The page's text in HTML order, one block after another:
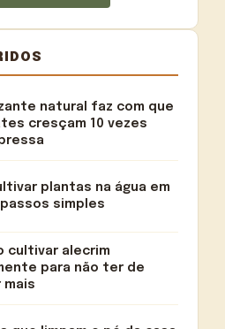
natural faz com que
cresçam 10 vezes
plantas na água em
simples
cultivar alecrim
para não ter de
mais